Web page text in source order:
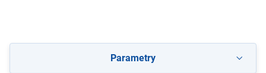
Parametry